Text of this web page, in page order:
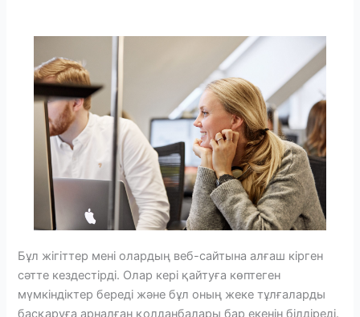
Бұл жігіттер мені олардың веб-сайтына алғаш кірген
сәтте кездестірді. Олар кері қайтуға көптеген
мүмкіндіктер береді және бұл оның жеке тұлғаларды
басқаруға арналған қолданбалары бар екенін білдіреді.